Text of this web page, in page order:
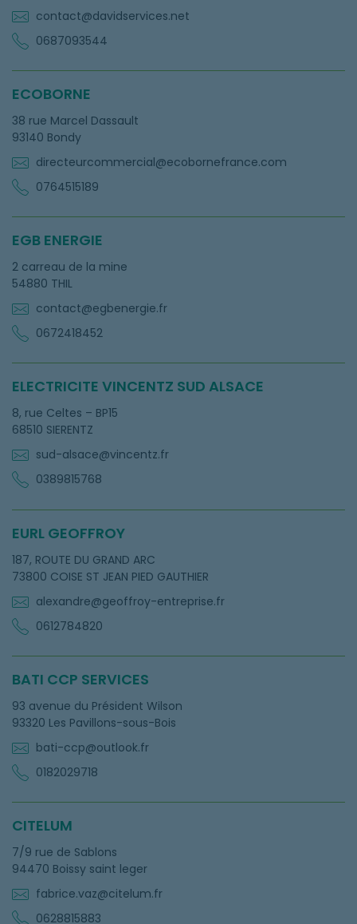
contact@davidservices.net
0687093544
ECOBORNE
38 rue Marcel Dassault
93140 Bondy
directeurcommercial@ecobornefrance.com
0764515189
EGB ENERGIE
2 carreau de la mine
54880 THIL
contact@egbenergie.fr
0672418452
ELECTRICITE VINCENTZ SUD ALSACE
8, rue Celtes – BP15
68510 SIERENTZ
sud-alsace@vincentz.fr
0389815768
EURL GEOFFROY
187, ROUTE DU GRAND ARC
73800 COISE ST JEAN PIED GAUTHIER
alexandre@geoffroy-entreprise.fr
0612784820
BATI CCP SERVICES
93 avenue du Président Wilson
93320 Les Pavillons-sous-Bois
bati-ccp@outlook.fr
0182029718
CITELUM
7/9 rue de Sablons
94470 Boissy saint leger
fabrice.vaz@citelum.fr
0628815883